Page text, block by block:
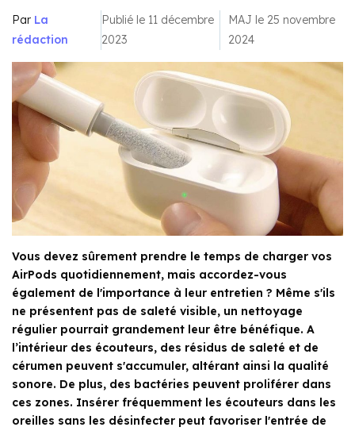
Par La
rédaction
Publié le 11 décembre
2023
MAJ le 25 novembre
2024
Vous devez sûrement prendre le temps de charger vos
AirPods quotidiennement, mais accordez-vous
également de l'importance à leur entretien ? Même s'ils
ne présentent pas de saleté visible, un nettoyage
régulier pourrait grandement leur être bénéfique. A
l’intérieur des écouteurs, des résidus de saleté et de
cérumen peuvent s'accumuler, altérant ainsi la qualité
sonore. De plus, des bactéries peuvent proliférer dans
ces zones. Insérer fréquemment les écouteurs dans les
oreilles sans les désinfecter peut favoriser l'entrée de